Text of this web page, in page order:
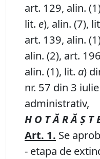
art. 129, alin.
lit. e), alin. (7),
art. 139, alin.
alin. (2), art.
alin. (1), lit. a)
nr. 57 din 3
administrativ,
H O T Ă R Ă Ş T
Art. 1. Se
- etapa de